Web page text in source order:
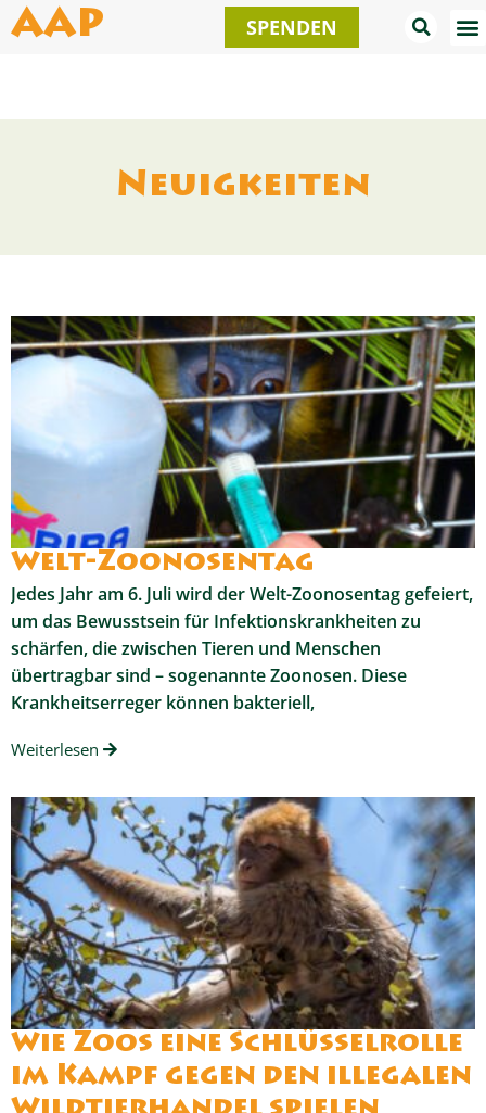
Zum
Inhalt
AAP SPENDEN
Neuigkeiten
Welt-Zoonosentag
Jedes Jahr am 6. Juli wird der Welt-Zoonosentag gefeiert,
um das Bewusstsein für Infektionskrankheiten zu
schärfen, die zwischen Tieren und Menschen
übertragbar sind – sogenannte Zoonosen. Diese
Krankheitserreger können bakteriell,
Weiterlesen
Wie Zoos eine Schlüsselrolle
im Kampf gegen den illegalen